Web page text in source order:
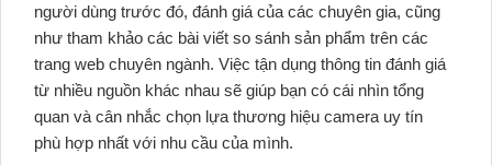
người dùng trước đó, đánh giá của các chuyên gia, cũng
như tham khảo các bài viết so sánh sản phẩm trên các
trang web chuyên ngành. Việc tận dụng thông tin đánh giá
từ nhiều nguồn khác nhau sẽ giúp bạn có cái nhìn tổng
quan và cân nhắc chọn lựa thương hiệu camera uy tín
phù hợp nhất với nhu cầu của mình.